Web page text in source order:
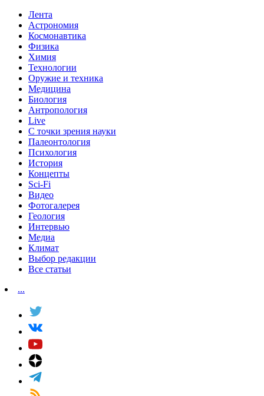
Лента
Астрономия
Космонавтика
Физика
Химия
Технологии
Оружие и техника
Медицина
Биология
Антропология
Live
С точки зрения науки
Палеонтология
Психология
История
Концепты
Sci-Fi
Видео
Фотогалерея
Геология
Интервью
Медиа
Климат
Выбор редакции
Все статьи
...